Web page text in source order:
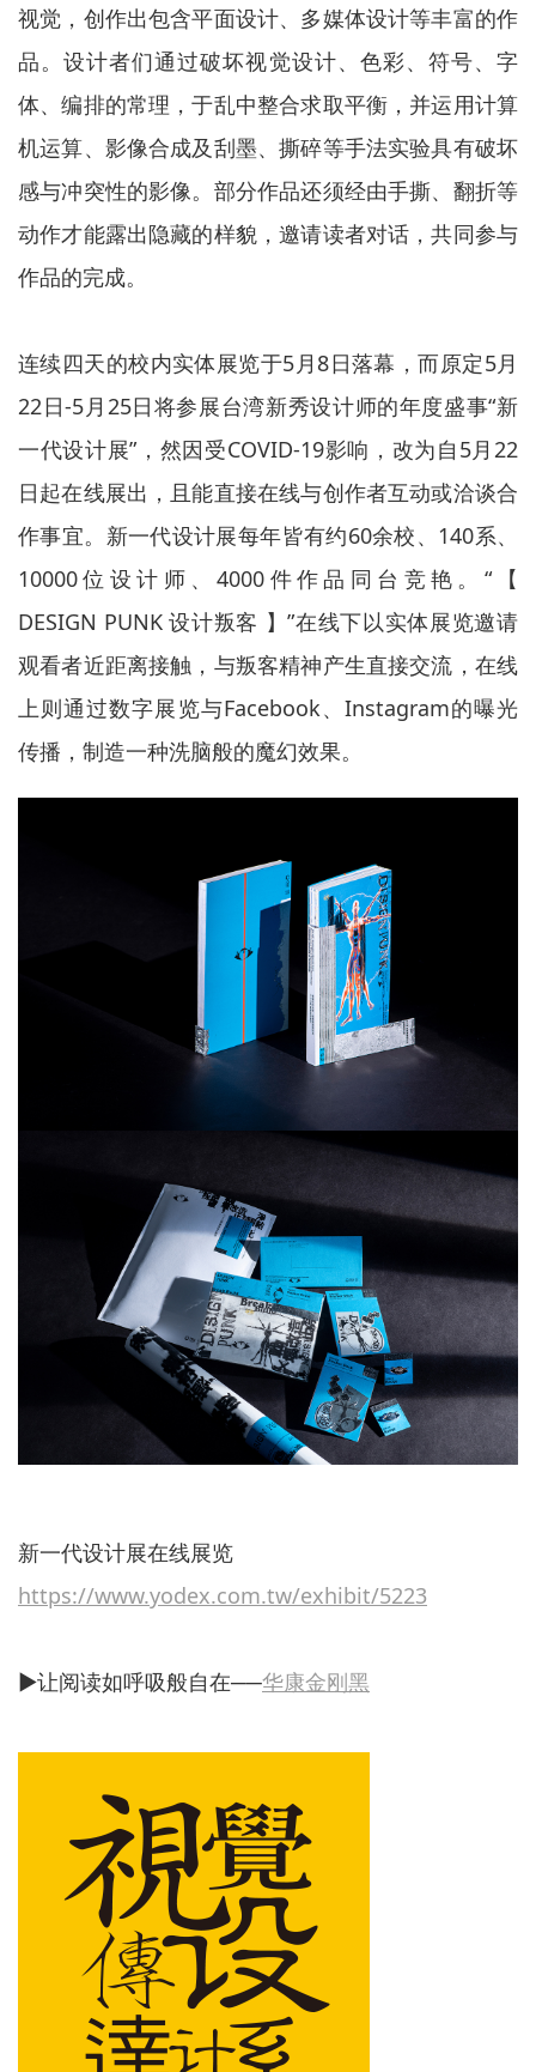
视觉，创作出包含平面设计、多媒体设计等丰富的作
品。设计者们通过破坏视觉设计、色彩、符号、字
体、编排的常理，于乱中整合求取平衡，并运用计算
机运算、影像合成及刮墨、撕碎等手法实验具有破坏
感与冲突性的影像。部分作品还须经由手撕、翻折等
动作才能露出隐藏的样貌，邀请读者对话，共同参与
作品的完成。
连续四天的校内实体展览于5月8日落幕，而原定5月
22日-5月25日将参展台湾新秀设计师的年度盛事“新
一代设计展”，然因受COVID-19影响，改为自5月22
日起在线展出，且能直接在线与创作者互动或洽谈合
作事宜。新一代设计展每年皆有约60余校、140系、
10000位设计师、4000件作品同台竞艳。“【
DESIGN PUNK 设计叛客 】”在线下以实体展览邀请
观看者近距离接触，与叛客精神产生直接交流，在线
上则通过数字展览与Facebook、Instagram的曝光
传播，制造一种洗脑般的魔幻效果。
新一代设计展在线展览
https://www.yodex.com.tw/exhibit/5223
▶让阅读如呼吸般自在──华康金刚黑